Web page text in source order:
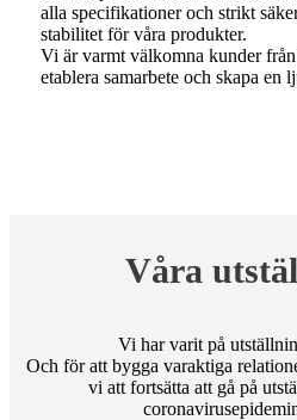
alla specifikationer och strikt
stabilitet för våra produkter.
Vi är varmt välkomna kunder
etablera samarbete och skapa en
Våra
Vi har varit på
Och för att bygga varaktiga
vi att fortsätta att gå på